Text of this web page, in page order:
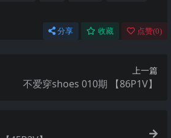
分享 收藏 点赞(0)
上一篇
不爱穿shoes 010期 【86P1V】